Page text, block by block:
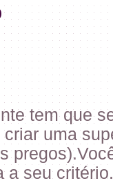
tem que
uma
a seu critério.